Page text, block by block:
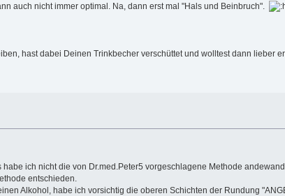
auch nicht immer optimal. Na, dann erst mal "Hals und Beinbruch".
hast dabei Deinen Trinkbecher verschüttet und wolltest dann lieber
ich nicht die von Dr.med.Peter5 vorgeschlagene Methode
entschieden.
Alkohol, habe ich vorsichtig die oberen Schichten der Rundung